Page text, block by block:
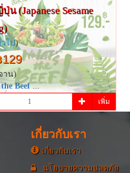
น (Japanese Sesame
ไป)
าน)
Beef...
เพิ่ม
เกี่ยวกับเรา
เกี่ยวกับเรา
นโยบายความปลดภัย